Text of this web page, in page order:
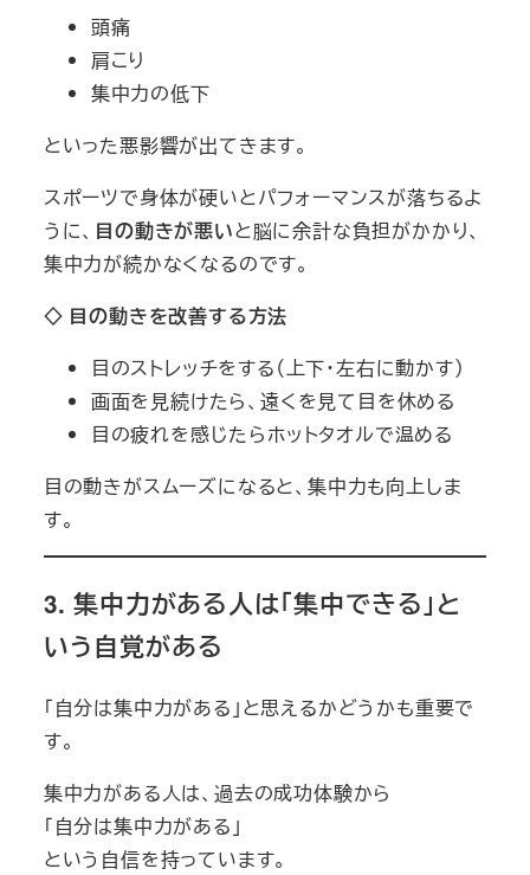
頭痛
肩こり
集中力の低下
といった悪影響が出てきます。
スポーツで身体が硬いとパフォーマンスが落ちるよ
うに、 目の動きが悪いと脳に余計な負担がかかり、
集中力が続かなくなるのです。
◇ 目の動きを改善する方法
目のストレッチをする（上下・左右に動かす）
画面を見続けたら、遠くを見て目を休める
目の疲れを感じたらホットタオルで温める
目の動きがスムーズになると、集中力も向上しま
す。
3.集中力がある人は「集中できる」と
いう自覚がある
「自分は集中力がある」と思えるかどうかも重要で
す。
集中力がある人は、過去の成功体験から
「自分は集中力がある」
という自信を持っています。